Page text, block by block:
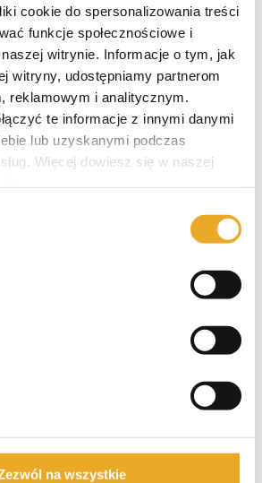
cookie do spersonalizowania treści
funkcje społecznościowe i
witrynie. Informacje o tym, jak
witryny, udostępniamy partnerom
reklamowym i analitycznym.
te informacje z innymi danymi
lub uzyskanymi podczas
Więcej dowiesz się w naszej
na wszystkie
dla firm w BNP